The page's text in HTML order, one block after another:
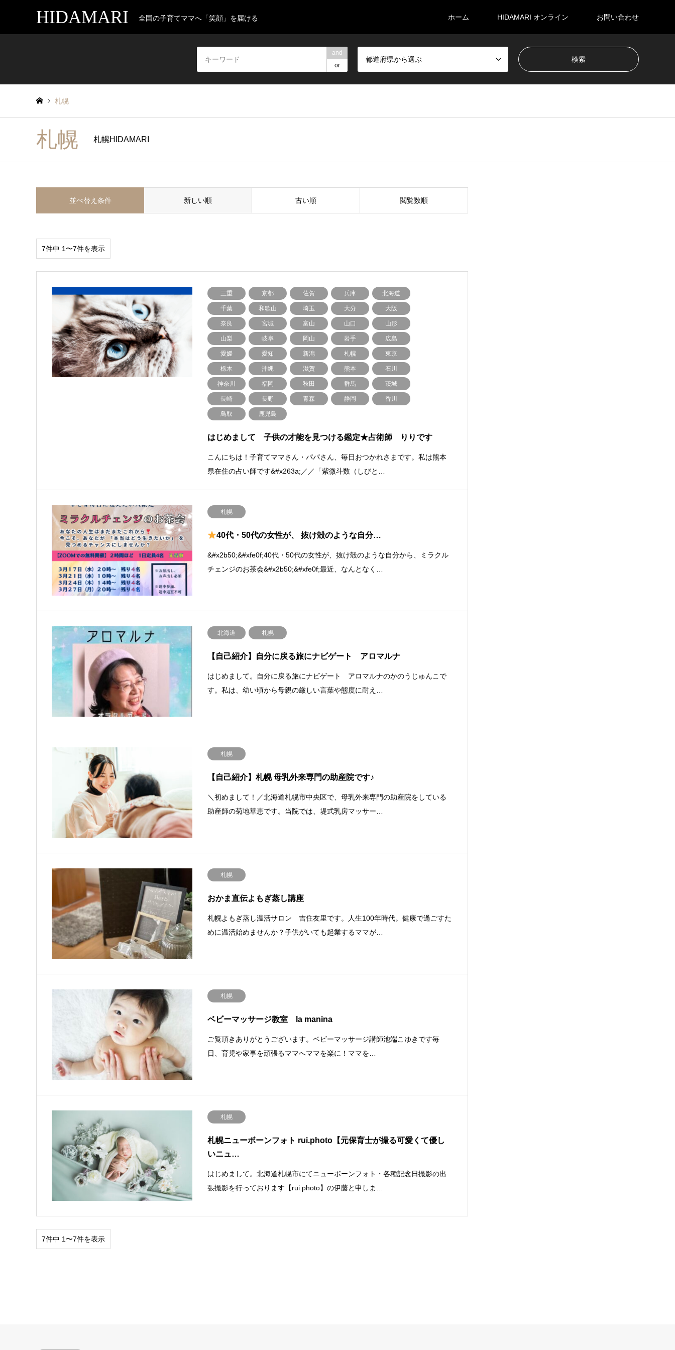
HIDAMARI 全国の子育てママへ「笑顔」を届ける ホーム HIDAMARI オンライン お問い合わせ
and
or
都道府県から選ぶ
札幌
札幌 札幌HIDAMARI
並べ替え条件 新しい順 古い順 閲覧数順
7件中 1〜7件を表示
三重 京都 佐賀 兵庫 北海道
千葉 和歌山 埼玉 大分 大阪
奈良 宮城 富山 山口 山形
山梨 岐阜 岡山 岩手 広島
愛媛 愛知 新潟 札幌 東京
栃木 沖縄 滋賀 熊本 石川
神奈川 福岡 秋田 群馬 茨城
長崎 長野 青森 静岡 香川
鳥取 鹿児島
はじめまして 子供の才能を見つける鑑定★占術師 りりです
こんにちは！子育てママさん・パパさん、毎日おつかれさまです。私は熊本
県在住の占い師です&#x263a;︎／／「紫微斗数（しびと…
札幌
40代・50代の女性が、 抜け殻のような自分…
&#x2b50;&#xfe0f;40代・50代の女性が、抜け殻のような自分から、ミラクル
チェンジのお茶会&#x2b50;&#xfe0f;最近、なんとなく…
北海道 札幌
【自己紹介】自分に戻る旅にナビゲート アロマルナ
はじめまして。自分に戻る旅にナビゲート アロマルナのかのうじゅんこで
す。私は、幼い頃から母親の厳しい言葉や態度に耐え…
札幌
【自己紹介】札幌 母乳外来専門の助産院です♪
＼初めまして！／北海道札幌市中央区で、母乳外来専門の助産院をしている
助産師の菊地華恵です。当院では、堤式乳房マッサー…
札幌
おかま直伝よもぎ蒸し講座
札幌よもぎ蒸し温活サロン 吉住友里です。人生100年時代。健康で過ごすた
めに温活始めませんか？子供がいても起業するママが…
札幌
ベビーマッサージ教室 la manina
ご覧頂きありがとうございます。⁡⁡⁡ベビーマッサージ講師⁡池端こゆきです毎
日、育児や家事を頑張るママへママを楽に！ママを…
札幌
札幌ニューボーンフォト rui.photo【元保育士が撮る可愛くて優し
いニュ…
はじめまして。北海道札幌市にてニューボーンフォト・各種記念日撮影の出
張撮影を行っております【rui.photo】の伊藤と申しま…
7件中 1〜7件を表示